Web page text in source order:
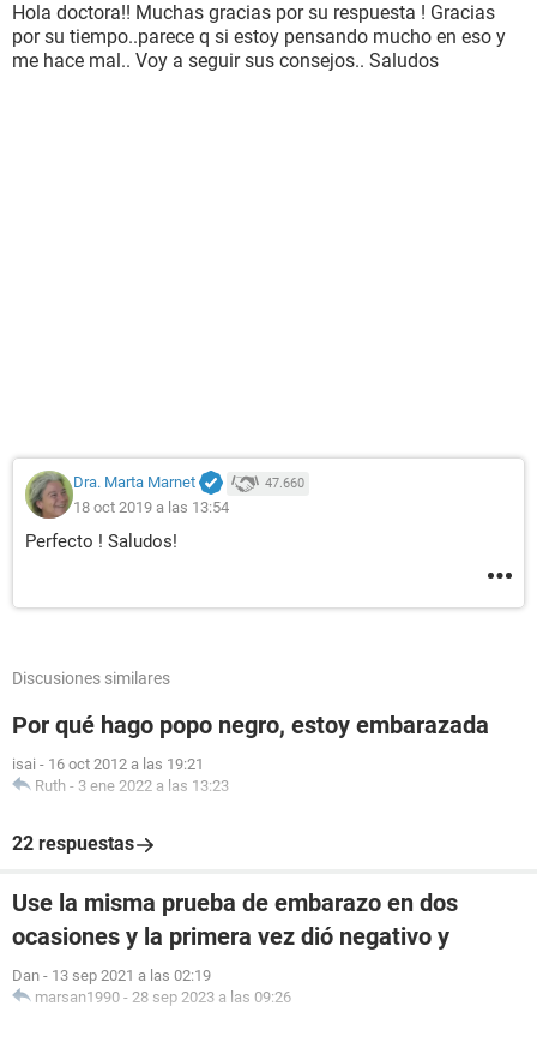
Hola doctora!! Muchas gracias por su respuesta ! Gracias
por su tiempo..parece q si estoy pensando mucho en eso y
me hace mal.. Voy a seguir sus consejos.. Saludos
Dra. Marta Marnet 47.660
18 oct 2019 a las 13:54
Perfecto ! Saludos!
Discusiones similares
Por qué hago popo negro, estoy embarazada
isai - 16 oct 2012 a las 19:21
Ruth - 3 ene 2022 a las 13:23
22 respuestas
Use la misma prueba de embarazo en dos
ocasiones y la primera vez dió negativo y
Dan - 13 sep 2021 a las 02:19
marsan1990 - 28 sep 2023 a las 09:26